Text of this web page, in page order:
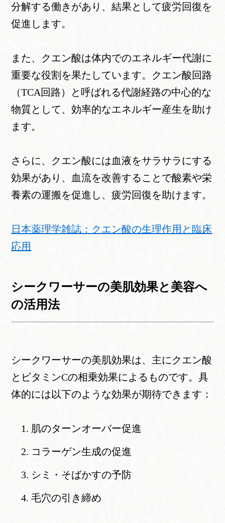
分解する働きがあり、結果として疲労回復を
促進します。
また、クエン酸は体内でのエネルギー代謝に
重要な役割を果たしています。クエン酸回路
（TCA回路）と呼ばれる代謝経路の中心的な
物質として、効率的なエネルギー産生を助け
ます。
さらに、クエン酸には血液をサラサラにする
効果があり、血流を改善することで酸素や栄
養素の運搬を促進し、疲労回復を助けます。
日本薬理学雑誌：クエン酸の生理作用と臨床
応用
シークワーサーの美肌効果と美容へ
の活用法
シークワーサーの美肌効果は、主にクエン酸
とビタミンCの相乗効果によるものです。具
体的には以下のような効果が期待できます：
肌のターンオーバー促進
コラーゲン生成の促進
シミ・そばかすの予防
毛穴の引き締め